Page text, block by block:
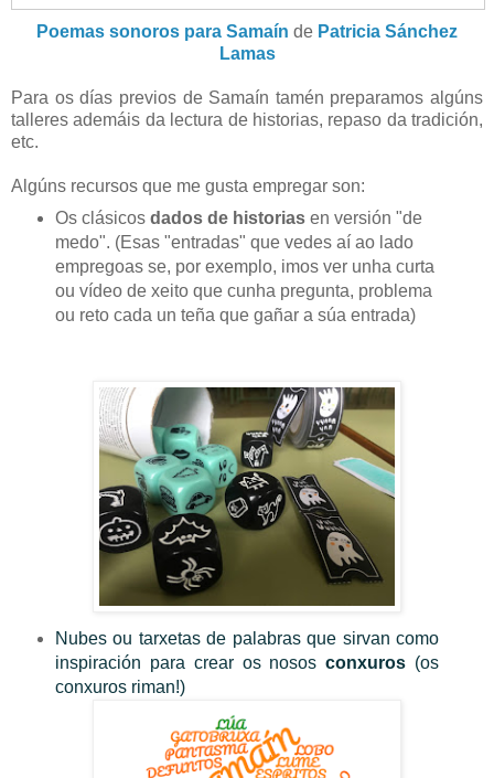
Poemas sonoros para Samaín de Patricia Sánchez
Lamas
Para os días previos de Samaín tamén preparamos algúns
talleres ademáis da lectura de historias, repaso da tradición,
etc.
Algúns recursos que me gusta empregar son:
Os clásicos dados de historias en versión "de
medo". (Esas "entradas" que vedes aí ao lado
empregoas se, por exemplo, imos ver unha curta
ou vídeo de xeito que cunha pregunta, problema
ou reto cada un teña que gañar a súa entrada)
Nubes ou tarxetas de palabras que sirvan como
inspiración para crear os nososconxuros (os
conxuros riman!)